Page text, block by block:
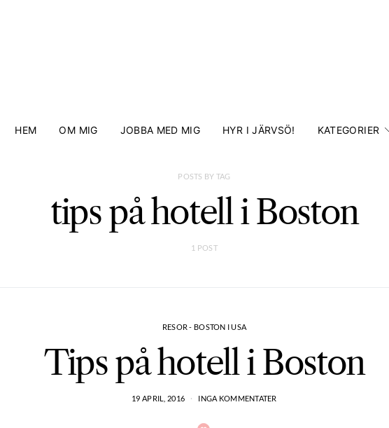
HEM OM MIG JOBBA MED MIG HYR I JÄRVSÖ! KATEGORIER
POSTS BY TAG
tips på hotell i Boston
1 POST
RESOR - BOSTON I USA
Tips på hotell i Boston
19 APRIL, 2016 INGA KOMMENTATER